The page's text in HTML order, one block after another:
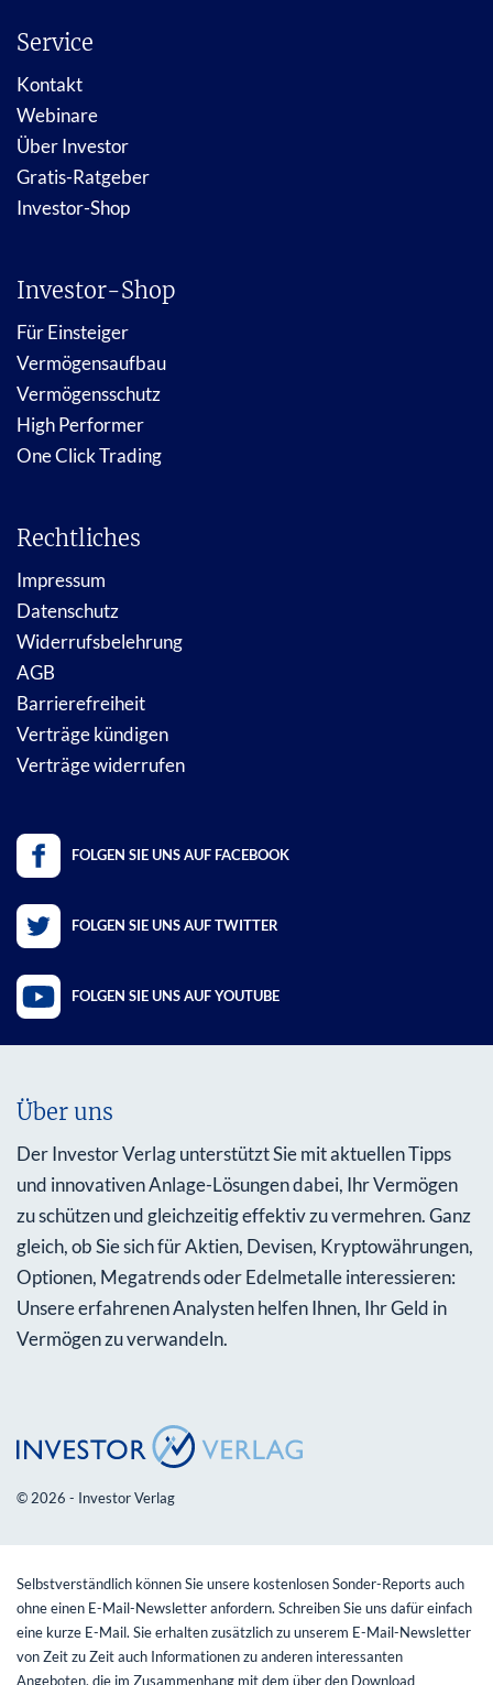
Service
Kontakt
Webinare
Über Investor
Gratis-Ratgeber
Investor-Shop
Investor-Shop
Für Einsteiger
Vermögensaufbau
Vermögensschutz
High Performer
One Click Trading
Rechtliches
Impressum
Datenschutz
Widerrufsbelehrung
AGB
Barrierefreiheit
Verträge kündigen
Verträge widerrufen
FOLGEN SIE UNS AUF FACEBOOK
FOLGEN SIE UNS AUF TWITTER
FOLGEN SIE UNS AUF YOUTUBE
Über uns
Der Investor Verlag unterstützt Sie mit aktuellen Tipps
und innovativen Anlage-Lösungen dabei, Ihr Vermögen
zu schützen und gleichzeitig effektiv zu vermehren. Ganz
gleich, ob Sie sich für Aktien, Devisen, Kryptowährungen,
Optionen, Megatrends oder Edelmetalle interessieren:
Unsere erfahrenen Analysten helfen Ihnen, Ihr Geld in
Vermögen zu verwandeln.
© 2026 - Investor Verlag
Selbstverständlich können Sie unsere kostenlosen Sonder-Reports auch
ohne einen E-Mail-Newsletter anfordern. Schreiben Sie uns dafür einfach
eine kurze E-Mail. Sie erhalten zusätzlich zu unserem E-Mail-Newsletter
von Zeit zu Zeit auch Informationen zu anderen interessanten
Angeboten, die im Zusammenhang mit dem über den Download